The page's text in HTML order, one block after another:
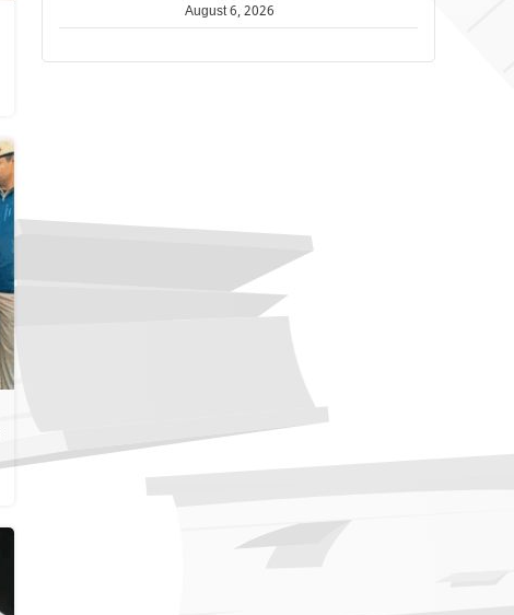
August 6, 2026